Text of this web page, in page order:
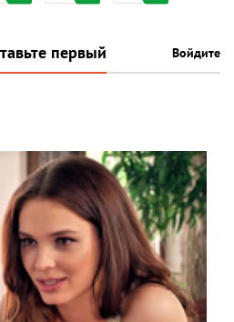
первый Войдите